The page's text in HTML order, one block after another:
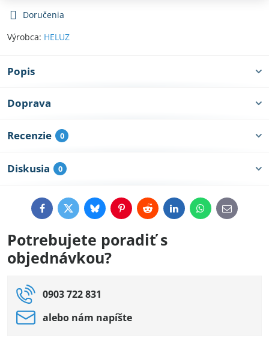
Doručenia
Výrobca: HELUZ
Popis
Doprava
Recenzie 0
Diskusia 0
FacebookTwitterBlueskyPinterestRedditLinkedInWhatsApp
E-
mail
Potrebujete poradiť s
objednávkou?
0903 722 831
alebo nám napíšte